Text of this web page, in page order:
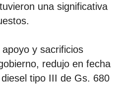
una significativa
y sacrificios
redujo en fecha
tipo III de Gs. 680